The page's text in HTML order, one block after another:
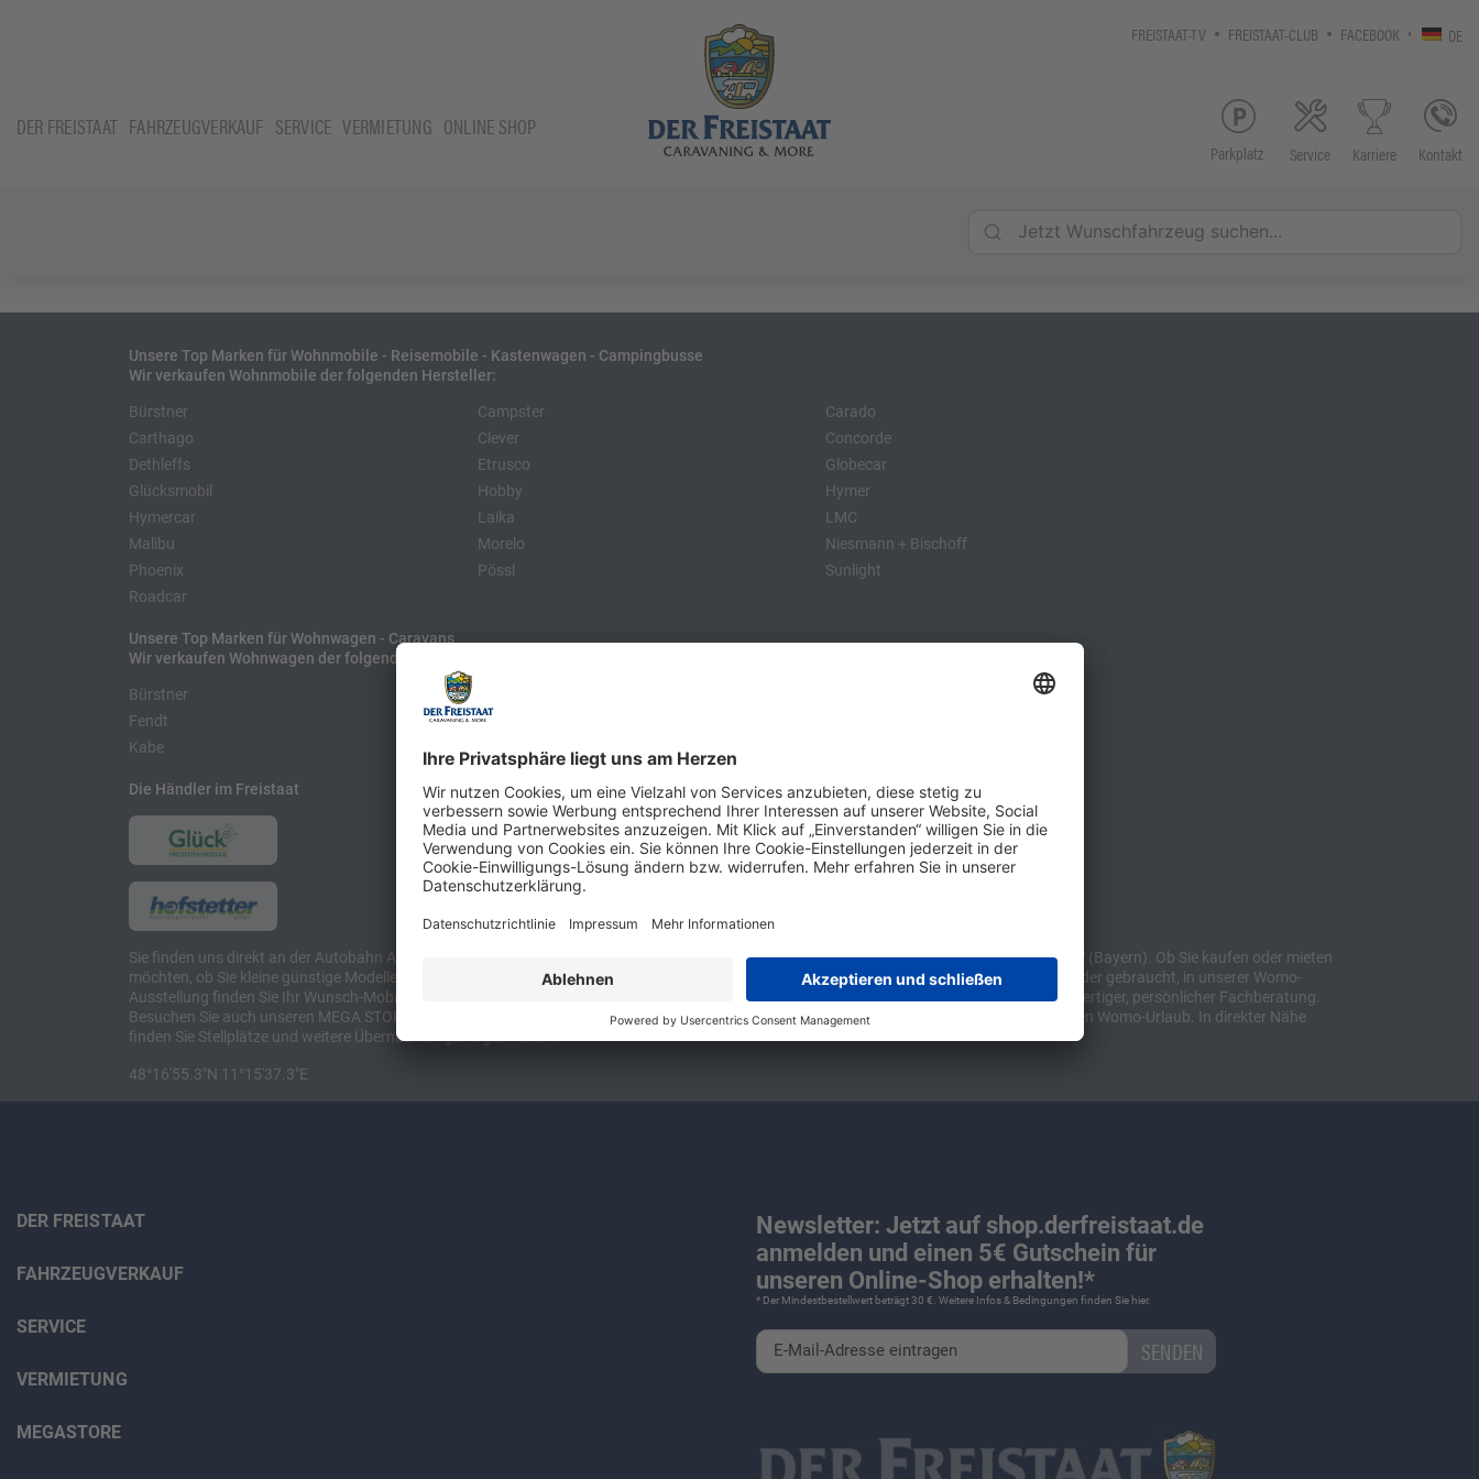
FREISTAAT-TV FREISTAAT-CLUB FACEBOOK DE
DER FREISTAAT FAHRZEUGVERKAUF SERVICE VERMIETUNG ONLINE SHOP
Parkplatz Service Karriere Kontakt
Unsere Top Marken für Wohnmobile - Reisemobile - Kastenwagen - Campingbusse
Wir verkaufen Wohnmobile der folgenden Hersteller:
Bürstner
Carthago
Dethleffs
Glücksmobil
Hymercar
Malibu
Phoenix
Roadcar
Campster
Clever
Etrusco
Hobby
Laika
Morelo
Pössl
Carado
Concorde
Globecar
Hymer
LMC
Niesmann + Bischoff
Sunlight
Unsere Top Marken für Wohnwagen - Caravans
Wir verkaufen Wohnwagen der folgenden Hersteller:
Bürstner
Fendt
Kabe
LMC
Die Händler im Freistaat
Sie finden uns direkt an der Autobahn A8 zwischen München und Stuttgart, 10 Minuten vor der Stadtgrenze Münchens, Ausfahrt "Sulzemoos" (Bayern). Ob Sie kaufen oder mieten
möchten, ob Sie kleine günstige Modelle suchen, etwa kompakte Camper Vans, oder den puren Luxus. Ob Caravan oder Wohnmobil, ob neu oder gebraucht, in unserer Womo-
Ausstellung finden Sie Ihr Wunsch-Mobil und alles für Camping und Caravaning! Wohnmobilverkauf und Wohnwagenverkauf inklusive hochwertiger, persönlicher Fachberatung.
Besuchen Sie auch unseren MEGA STORE vor Ort oder online. Sie finden alles anCampingZubehörundWohnmobil Zubehör
für ihren perfekten Womo-Urlaub. In direkter Nähe
finden Sie Stellplätze und weitere Übernachtungsmöglichkeiten.
48°16'55.3"N 11°15'37.3"E
DER FREISTAAT
FAHRZEUGVERKAUF
SERVICE
VERMIETUNG
MEGASTORE
Newsletter: Jetzt auf shop.derfreistaat.de
anmelden und einen 5€ Gutschein für
unseren Online-Shop erhalten!*
* Der Mindestbestellwert beträgt 30 €. Weitere Infos & Bedingungen finden Sie hier.